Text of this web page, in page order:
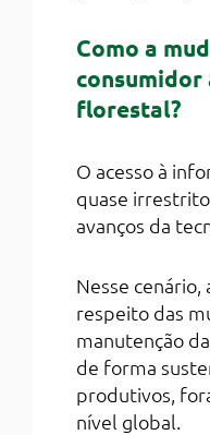
Como a
florestal?
O acesso à
quase
avanços da
Nesse cenário,
respeito das
manutenção
de forma
produtivos,
nível global.